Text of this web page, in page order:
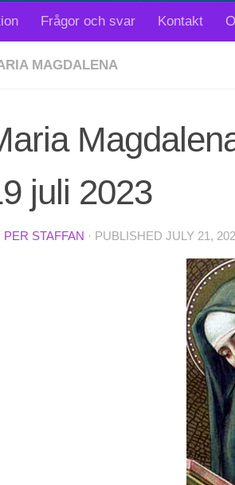
Frågor och svar Kontakt
MAGDALENA
juli 2023
PER STAFFAN · PUBLISHED JULY 21,